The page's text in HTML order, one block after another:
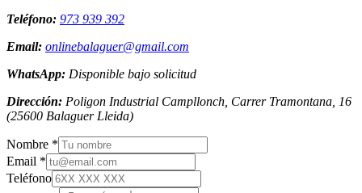
Teléfono: 973 939 392
Email: onlinebalaguer@gmail.com
WhatsApp: Disponible bajo solicitud
Dirección: Poligon Industrial Campllonch, Carrer Tramontana, 16
(25600 Balaguer Lleida)
Nombre *
Email *
Teléfono